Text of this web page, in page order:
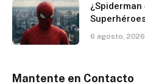
6 agosto, 2026
Mantente en Contacto